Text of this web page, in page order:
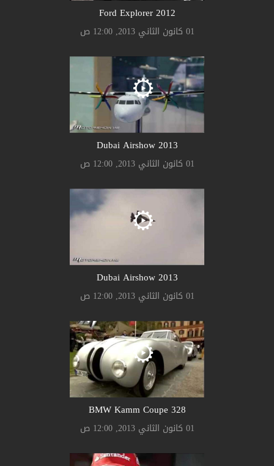
2012 Ford Explorer
01 كانون الثاني 2013, 12:00 ص
2013 Dubai Airshow
01 كانون الثاني 2013, 12:00 ص
2013 Dubai Airshow
01 كانون الثاني 2013, 12:00 ص
328 BMW Kamm Coupe
01 كانون الثاني 2013, 12:00 ص